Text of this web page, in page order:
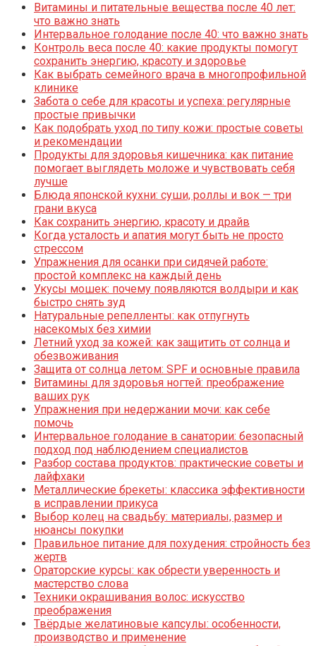
Витамины и питательные вещества после 40 лет:
что важно знать
Интервальное голодание после 40: что важно знать
Контроль веса после 40: какие продукты помогут
сохранить энергию, красоту и здоровье
Как выбрать семейного врача в многопрофильной
клинике
Забота о себе для красоты и успеха: регулярные
простые привычки
Как подобрать уход по типу кожи: простые советы
и рекомендации
Продукты для здоровья кишечника: как питание
помогает выглядеть моложе и чувствовать себя
лучше
Блюда японской кухни: суши, роллы и вок — три
грани вкуса
Как сохранить энергию, красоту и драйв
Когда усталость и апатия могут быть не просто
стрессом
Упражнения для осанки при сидячей работе:
простой комплекс на каждый день
Укусы мошек: почему появляются волдыри и как
быстро снять зуд
Натуральные репелленты: как отпугнуть
насекомых без химии
Летний уход за кожей: как защитить от солнца и
обезвоживания
Защита от солнца летом: SPF и основные правила
Витамины для здоровья ногтей: преображение
ваших рук
Упражнения при недержании мочи: как себе
помочь
Интервальное голодание в санатории: безопасный
подход под наблюдением специалистов
Разбор состава продуктов: практические советы и
лайфхаки
Металлические брекеты: классика эффективности
в исправлении прикуса
Выбор колец на свадьбу: материалы, размер и
нюансы покупки
Правильное питание для похудения: стройность без
жертв
Ораторские курсы: как обрести уверенность и
мастерство слова
Техники окрашивания волос: искусство
преображения
Твёрдые желатиновые капсулы: особенности,
производство и применение